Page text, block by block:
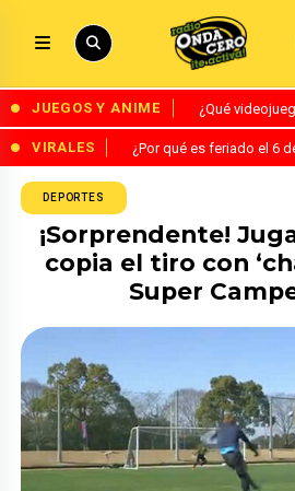
JUEGOS Y ANIME ¿Qué
VIRALES ¿Por qué es feriado el 6
DEPORTES
¡Sorprendente!
copia el tiro con
Super